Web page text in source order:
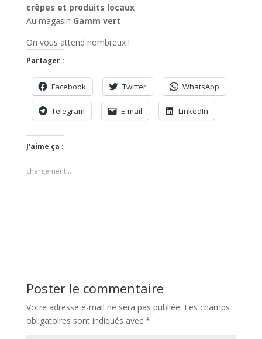
crêpes et produits locaux
Au magasin Gamm vert
On vous attend nombreux !
Partager :
Facebook Twitter WhatsApp
Telegram E-mail LinkedIn
J’aime ça :
chargement…
Poster le commentaire
Votre adresse e-mail ne sera pas publiée. Les champs
obligatoires sont indiqués avec *